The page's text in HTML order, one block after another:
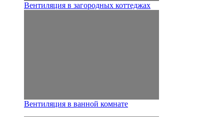
Вентиляция в загородных коттеджах
Вентиляция в ванной комнате